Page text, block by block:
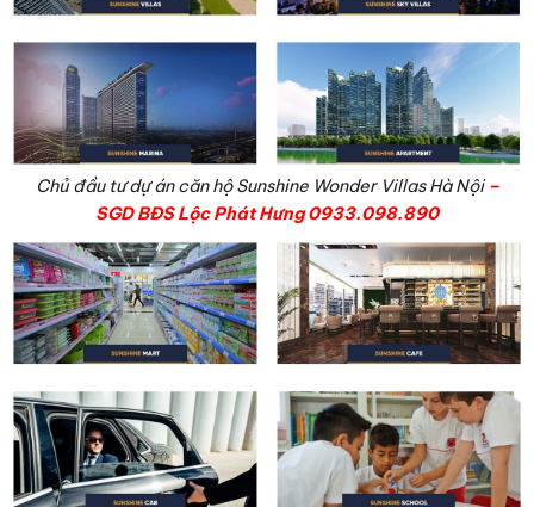
Chủ đầu tư dự án căn hộ Sunshine Wonder Villas Hà Nội–
SGD BĐS Lộc Phát Hưng 0933.098.890